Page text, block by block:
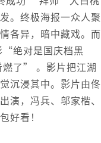
。终极海报一众人聚
各异，暗中藏戏。而
“绝对是国庆档黑
了” 。影片把江湖
沉浸其中。影片由佟
，冯兵、邬家楷、
好看！